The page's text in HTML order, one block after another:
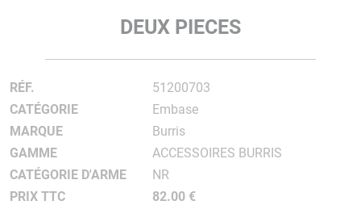
DEUX PIECES
RÉF.
51200703
CATÉGORIE
Embase
MARQUE
Burris
GAMME
ACCESSOIRES BURRIS
CATÉGORIE D'ARME
NR
PRIX TTC
82.00 €